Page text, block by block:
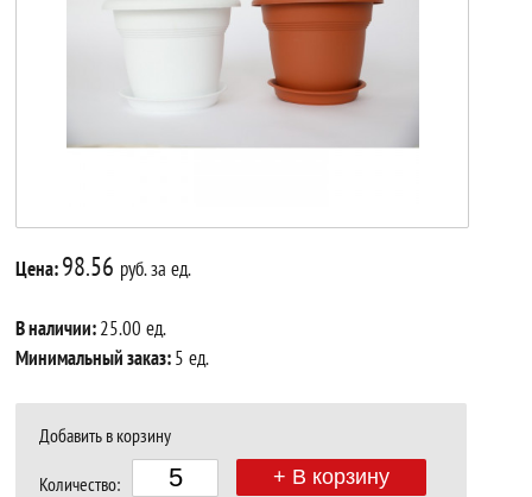
Цена:98.56 руб. за ед.
В наличии:25.00 ед.
Минимальный заказ:5 ед.
Добавить в корзину
Количество: + В корзину